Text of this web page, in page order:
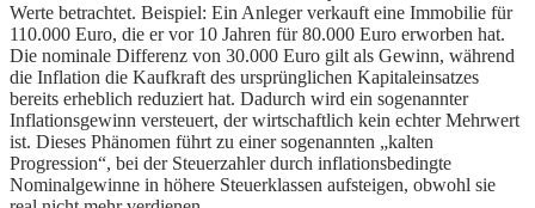
Werte betrachtet. Beispiel: Ein Anleger verkauft eine Immobilie für
110.000 Euro, die er vor 10 Jahren für 80.000 Euro erworben hat.
Die nominale Differenz von 30.000 Euro gilt als Gewinn, während
die Inflation die Kaufkraft des ursprünglichen Kapitaleinsatzes
bereits erheblich reduziert hat. Dadurch wird ein sogenannter
Inflationsgewinn versteuert, der wirtschaftlich kein echter Mehrwert
ist. Dieses Phänomen führt zu einer sogenannten „kalten
Progression“, bei der Steuerzahler durch inflationsbedingte
Nominalgewinne in höhere Steuerklassen aufsteigen, obwohl sie